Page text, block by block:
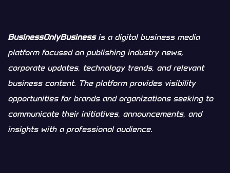
BusinessOnlyBusinessis a digital business media
platform focused on publishing industry news,
corporate updates, technology trends, and relevant
business content. The platform provides visibility
opportunities for brands and organizations seeking to
communicate their initiatives, announcements, and
insights with a professional audience.